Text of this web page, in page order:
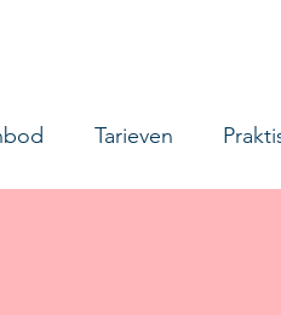
Tarieven